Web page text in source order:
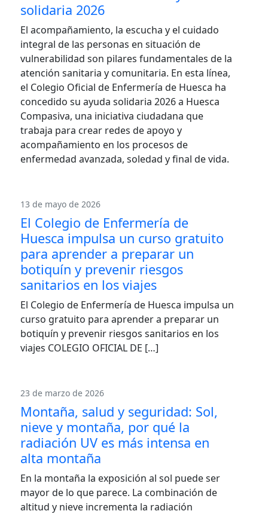
solidaria 2026
El acompañamiento, la escucha y el cuidado
integral de las personas en situación de
vulnerabilidad son pilares fundamentales de la
atención sanitaria y comunitaria. En esta línea,
el Colegio Oficial de Enfermería de Huesca ha
concedido su ayuda solidaria 2026 a Huesca
Compasiva, una iniciativa ciudadana que
trabaja para crear redes de apoyo y
acompañamiento en los procesos de
enfermedad avanzada, soledad y final de vida.
13 de mayo de 2026
El Colegio de Enfermería de
Huesca impulsa un curso gratuito
para aprender a preparar un
botiquín y prevenir riesgos
sanitarios en los viajes
El Colegio de Enfermería de Huesca impulsa un
curso gratuito para aprender a preparar un
botiquín y prevenir riesgos sanitarios en los
viajes COLEGIO OFICIAL DE […]
23 de marzo de 2026
Montaña, salud y seguridad: Sol,
nieve y montaña, por qué la
radiación UV es más intensa en
alta montaña
En la montaña la exposición al sol puede ser
mayor de lo que parece. La combinación de
altitud y nieve incrementa la radiación